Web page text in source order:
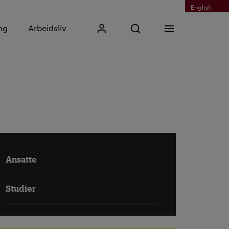
English
Arbeidsliv Mitt KristianiaÅpne søk
Skriv inn søkefrase
Søk
Meny
Ansatte
Studier